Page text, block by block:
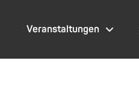
Veranstaltungen